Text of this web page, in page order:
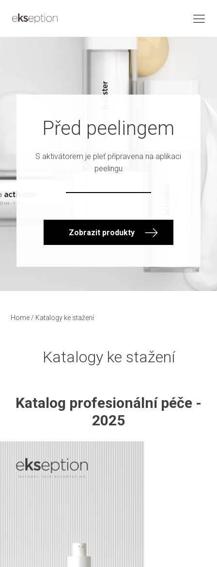
Před peelingem
S aktivátorem je pleť připravena na aplikaci
peelingu
Zobrazit produkty
Home / Katalogy ke stažení
Katalogy ke stažení
Katalog profesionální péče -
2025